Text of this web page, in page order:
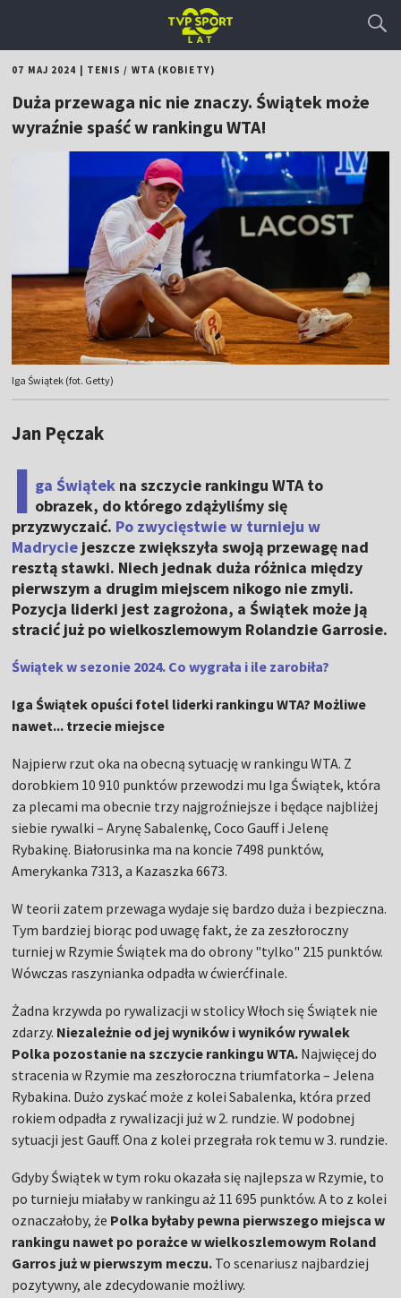
07 MAJ 2024 TENIS / WTA (KOBIETY)
Duża przewaga nic nie znaczy. Świątek może
wyraźnie spaść w rankingu WTA!
Iga Świątek (fot. Getty)
Jan Pęczak
I ga Świątek na szczycie rankingu WTA to
obrazek, do którego zdążyliśmy się
przyzwyczaić. Po zwycięstwie w turnieju w
Madrycie jeszcze zwiększyła swoją przewagę nad
resztą stawki. Niech jednak duża różnica między
pierwszym a drugim miejscem nikogo nie zmyli.
Pozycja liderki jest zagrożona, a Świątek może ją
stracić już po wielkoszlemowym Rolandzie Garrosie.
Świątek w sezonie 2024. Co wygrała i ile zarobiła?
Iga Świątek opuści fotel liderki rankingu WTA? Możliwe
nawet... trzecie miejsce
Najpierw rzut oka na obecną sytuację w rankingu WTA. Z
dorobkiem 10 910 punktów przewodzi mu Iga Świątek, która
za plecami ma obecnie trzy najgroźniejsze i będące najbliżej
siebie rywalki – Arynę Sabalenkę, Coco Gauff i Jelenę
Rybakinę. Białorusinka ma na koncie 7498 punktów,
Amerykanka 7313, a Kazaszka 6673.
W teorii zatem przewaga wydaje się bardzo duża i bezpieczna.
Tym bardziej biorąc pod uwagę fakt, że za zeszłoroczny
turniej w Rzymie Świątek ma do obrony "tylko" 215 punktów.
Wówczas raszynianka odpadła w ćwierćfinale.
Żadna krzywda po rywalizacji w stolicy Włoch się Świątek nie
zdarzy. Niezależnie od jej wyników i wyników rywalek
Polka pozostanie na szczycie rankingu WTA. Najwięcej do
stracenia w Rzymie ma zeszłoroczna triumfatorka – Jelena
Rybakina. Dużo zyskać może z kolei Sabalenka, która przed
rokiem odpadła z rywalizacji już w 2. rundzie. W podobnej
sytuacji jest Gauff. Ona z kolei przegrała rok temu w 3. rundzie.
Gdyby Świątek w tym roku okazała się najlepsza w Rzymie, to
po turnieju miałaby w rankingu aż 11 695 punktów. A to z kolei
oznaczałoby, że Polka byłaby pewna pierwszego miejsca w
rankingu nawet po porażce w wielkoszlemowym Roland
Garros już w pierwszym meczu. To scenariusz najbardziej
pozytywny, ale zdecydowanie możliwy.